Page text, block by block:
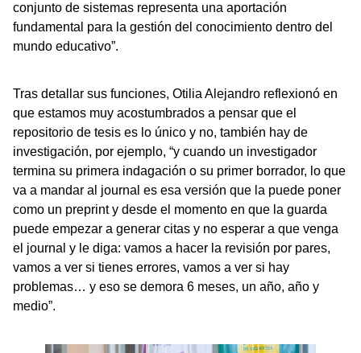
conjunto de sistemas representa una aportación
fundamental para la gestión del conocimiento dentro del
mundo educativo”.
Tras detallar sus funciones, Otilia Alejandro reflexionó en
que estamos muy acostumbrados a pensar que el
repositorio de tesis es lo único y no, también hay de
investigación, por ejemplo, “y cuando un investigador
termina su primera indagación o su primer borrador, lo que
va a mandar al journal es esa versión que la puede poner
como un preprint y desde el momento en que la guarda
puede empezar a generar citas y no esperar a que venga
el journal y le diga: vamos a hacer la revisión por pares,
vamos a ver si tienes errores, vamos a ver si hay
problemas… y eso se demora 6 meses, un año, año y
medio”.